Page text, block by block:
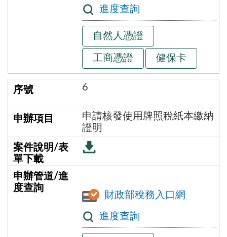
進度查詢
自然人憑證
工商憑證 健保卡
6
申請核發使用牌照稅紙本繳納
證明
財政部稅務入口網
進度查詢